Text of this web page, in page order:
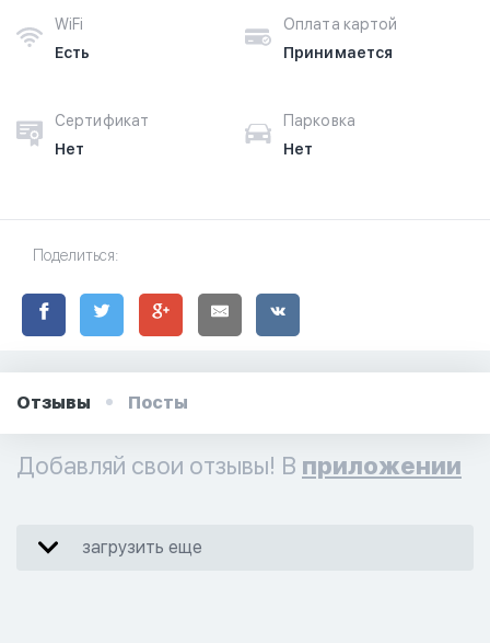
WiFi
Есть
Оплата картой
Принимается
Сертификат
Нет
Парковка
Нет
Поделиться:
Отзывы Посты
Добавляй свои отзывы! В приложении
загрузить еще